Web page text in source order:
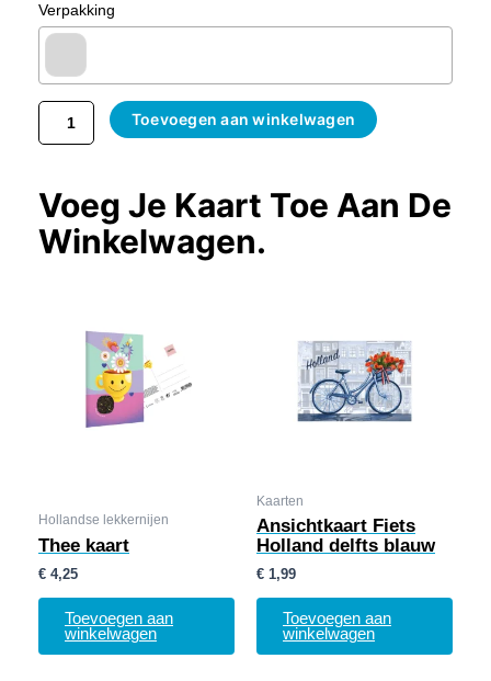
Verpakking
Toevoegen aan winkelwagen
Voeg Je Kaart Toe Aan De
Winkelwagen.
Hollandse lekkernijen
Thee kaart
€ 4,25
Toevoegen aan
winkelwagen
Kaarten
Ansichtkaart Fiets
Holland delfts blauw
€ 1,99
Toevoegen aan
winkelwagen